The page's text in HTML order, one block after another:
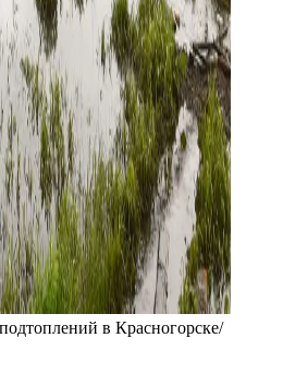
в Красногорске/